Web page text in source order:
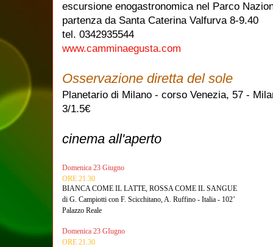
escursione enogastronomica nel Parco
partenza da Santa Caterina Valfurva 8-9.40
tel. 0342935544
www.camminaegusta.com
Osservazione diretta del sole
Planetario di Milano - corso Venezia, 57 -
3/1.5€
cinema all'aperto
Domenica 23 Giugno
ORE 21.30
BIANCA COME IL LATTE, ROSSA COME IL SANGUE
di G. Campiotti con F. Scicchitano, A. Ruffino - Italia - 102’
Palazzo Reale
Domenica 23 GIugno
ORE 21.30